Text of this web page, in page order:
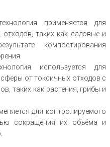
применяется для
отходов, таких как садовые и
компостирования
используется для
от токсичных отходов с
таких как растения, грибы и
для контролируемого
сокращения их объёма и